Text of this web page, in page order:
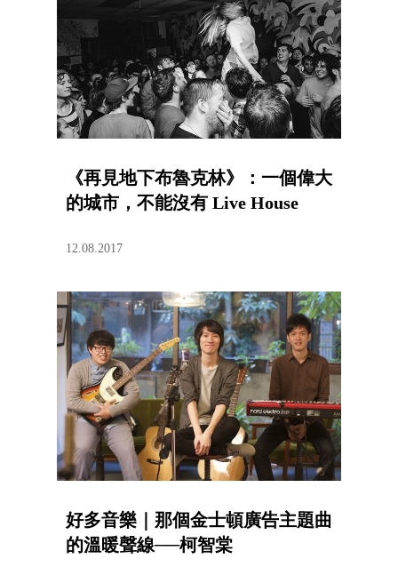
《再見地下布魯克林》：一個偉大
的城市，不能沒有 Live House
12.08.2017
好多音樂｜那個金士頓廣告主題曲
的溫暖聲線──柯智棠